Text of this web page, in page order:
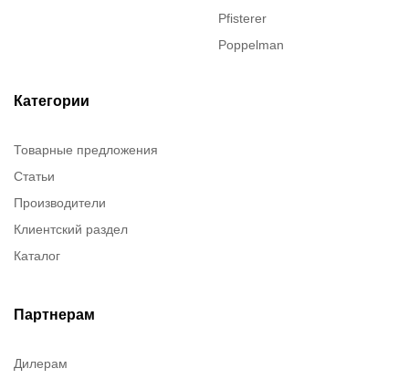
Pfisterer
Poppelman
Категории
Товарные предложения
Статьи
Производители
Клиентский раздел
Каталог
Партнерам
Дилерам